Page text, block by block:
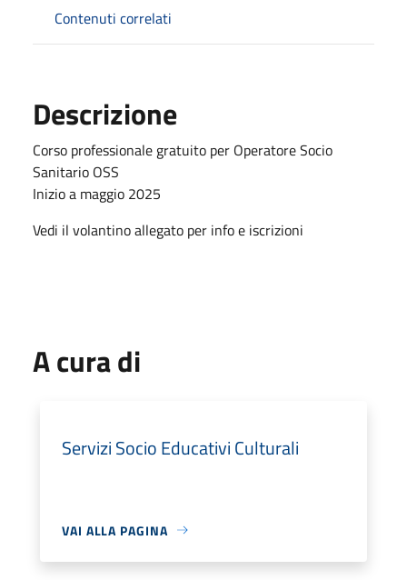
Contenuti correlati
Descrizione
Corso professionale gratuito per Operatore Socio
Sanitario OSS
Inizio a maggio 2025
Vedi il volantino allegato per info e iscrizioni
A cura di
Servizi Socio Educativi Culturali
VAI ALLA PAGINA